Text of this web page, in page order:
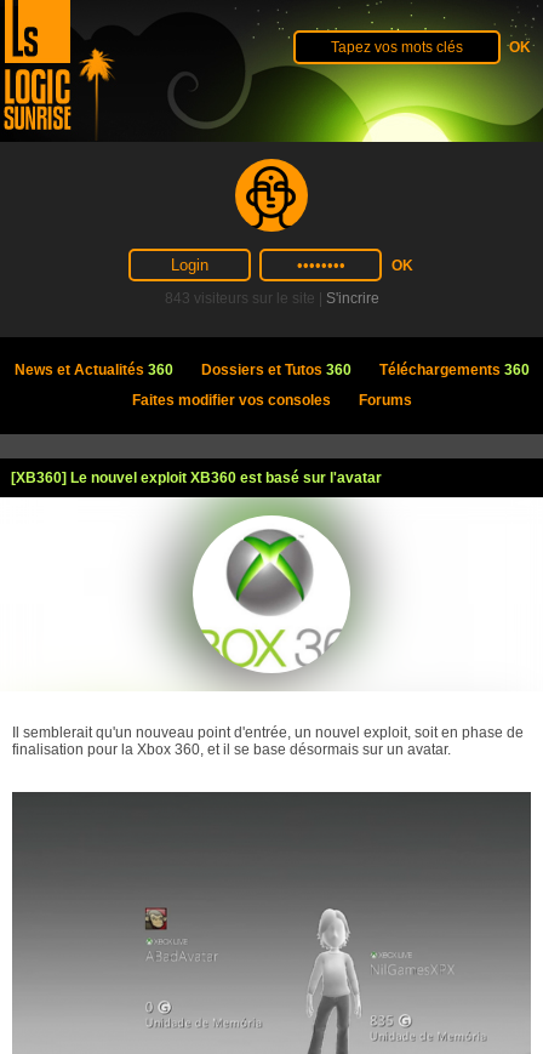
843 visiteurs sur le site | S'incrire
News et Actualités 360 Dossiers et Tutos 360 Téléchargements 360
Faites modifier vos consoles
Forums
[XB360] Le nouvel exploit XB360 est basé sur l'avatar
Il semblerait qu'un nouveau point d'entrée, un nouvel exploit, soit en phase de
finalisation pour la Xbox 360, et il se base désormais sur un avatar.